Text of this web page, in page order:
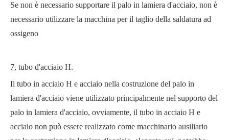
Se non è necessario supportare il palo in lamiera d'acciaio, non è
necessario utilizzare la macchina per il taglio della saldatura ad
ossigeno
7, tubo d'acciaio H.
Il tubo in acciaio H e acciaio nella costruzione del palo in
lamiera d'acciaio viene utilizzato principalmente nel supporto del
palo in lamiera d'acciaio, ovviamente, il tubo in acciaio H e
acciaio non può essere realizzato come macchinario ausiliario